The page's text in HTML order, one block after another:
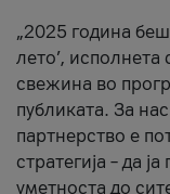
„2025 година
лето’,
свежина во
публиката. За
партнерство е
стратегија – да
уметноста до